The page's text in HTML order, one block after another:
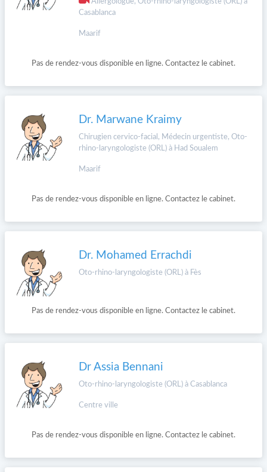
Casablanca
Maarif
Pas de rendez-vous disponible en ligne. Contactez le cabinet.
Dr. Marwane Kraimy
Chirugien cervico-facial, Médecin urgentiste, Oto-
rhino-laryngologiste (ORL) à Had Soualem
Maarif
Pas de rendez-vous disponible en ligne. Contactez le cabinet.
Dr. Mohamed Errachdi
Oto-rhino-laryngologiste (ORL) à Fès
Pas de rendez-vous disponible en ligne. Contactez le cabinet.
Dr Assia Bennani
Oto-rhino-laryngologiste (ORL) à Casablanca
Centre ville
Pas de rendez-vous disponible en ligne. Contactez le cabinet.